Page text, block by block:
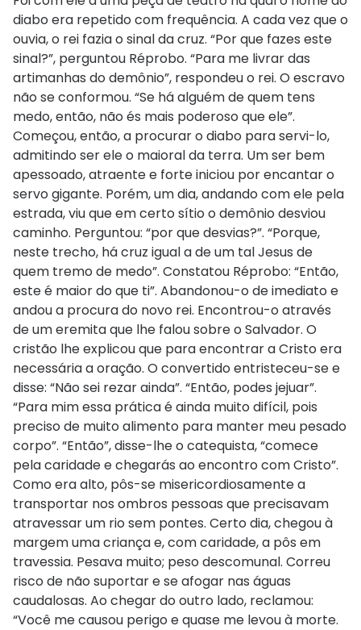
diabo era repetido com frequência. A cada vez que o
ouvia, o rei fazia o sinal da cruz. “Por que fazes este
sinal?”, perguntou Réprobo. “Para me livrar das
artimanhas do demônio”, respondeu o rei. O escravo
não se conformou. “Se há alguém de quem tens
medo, então, não és mais poderoso que ele”.
Começou, então, a procurar o diabo para servi-lo,
admitindo ser ele o maioral da terra. Um ser bem
apessoado, atraente e forte iniciou por encantar o
servo gigante. Porém, um dia, andando com ele pela
estrada, viu que em certo sítio o demônio desviou
caminho. Perguntou: “por que desvias?”. “Porque,
neste trecho, há cruz igual a de um tal Jesus de
quem tremo de medo”. Constatou Réprobo: “Então,
este é maior do que ti”. Abandonou-o de imediato e
andou a procura do novo rei. Encontrou-o através
de um eremita que lhe falou sobre o Salvador. O
cristão lhe explicou que para encontrar a Cristo era
necessária a oração. O convertido entristeceu-se e
disse: “Não sei rezar ainda”. “Então, podes jejuar”.
“Para mim essa prática é ainda muito difícil, pois
preciso de muito alimento para manter meu pesado
corpo”. “Então”, disse-lhe o catequista, “comece
pela caridade e chegarás ao encontro com Cristo”.
Como era alto, pôs-se misericordiosamente a
transportar nos ombros pessoas que precisavam
atravessar um rio sem pontes. Certo dia, chegou à
margem uma criança e, com caridade, a pôs em
travessia. Pesava muito; peso descomunal. Correu
risco de não suportar e se afogar nas águas
caudalosas. Ao chegar do outro lado, reclamou:
“Você me causou perigo e quase me levou à morte.